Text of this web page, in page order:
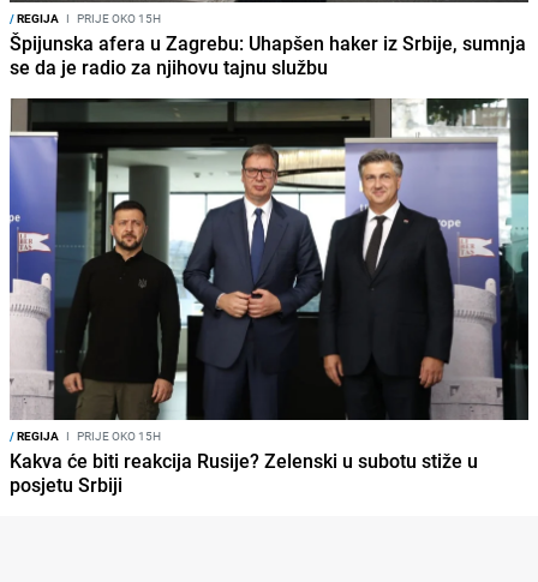
/REGIJA I PRIJE OKO 15H
Špijunska afera u Zagrebu: Uhapšen haker iz Srbije, sumnja
se da je radio za njihovu tajnu službu
/REGIJA I PRIJE OKO 15H
Kakva će biti reakcija Rusije? Zelenski u subotu stiže u
posjetu Srbiji